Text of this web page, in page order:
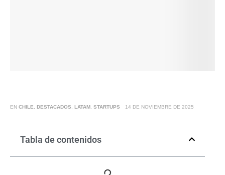
EN CHILE DESTACADOS LATAM STARTUPS 14 DE NOVIEMBRE DE 2025
Tabla de contenidos